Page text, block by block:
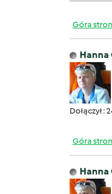
Góra
Hanna
Dołączył :
Góra
Hanna